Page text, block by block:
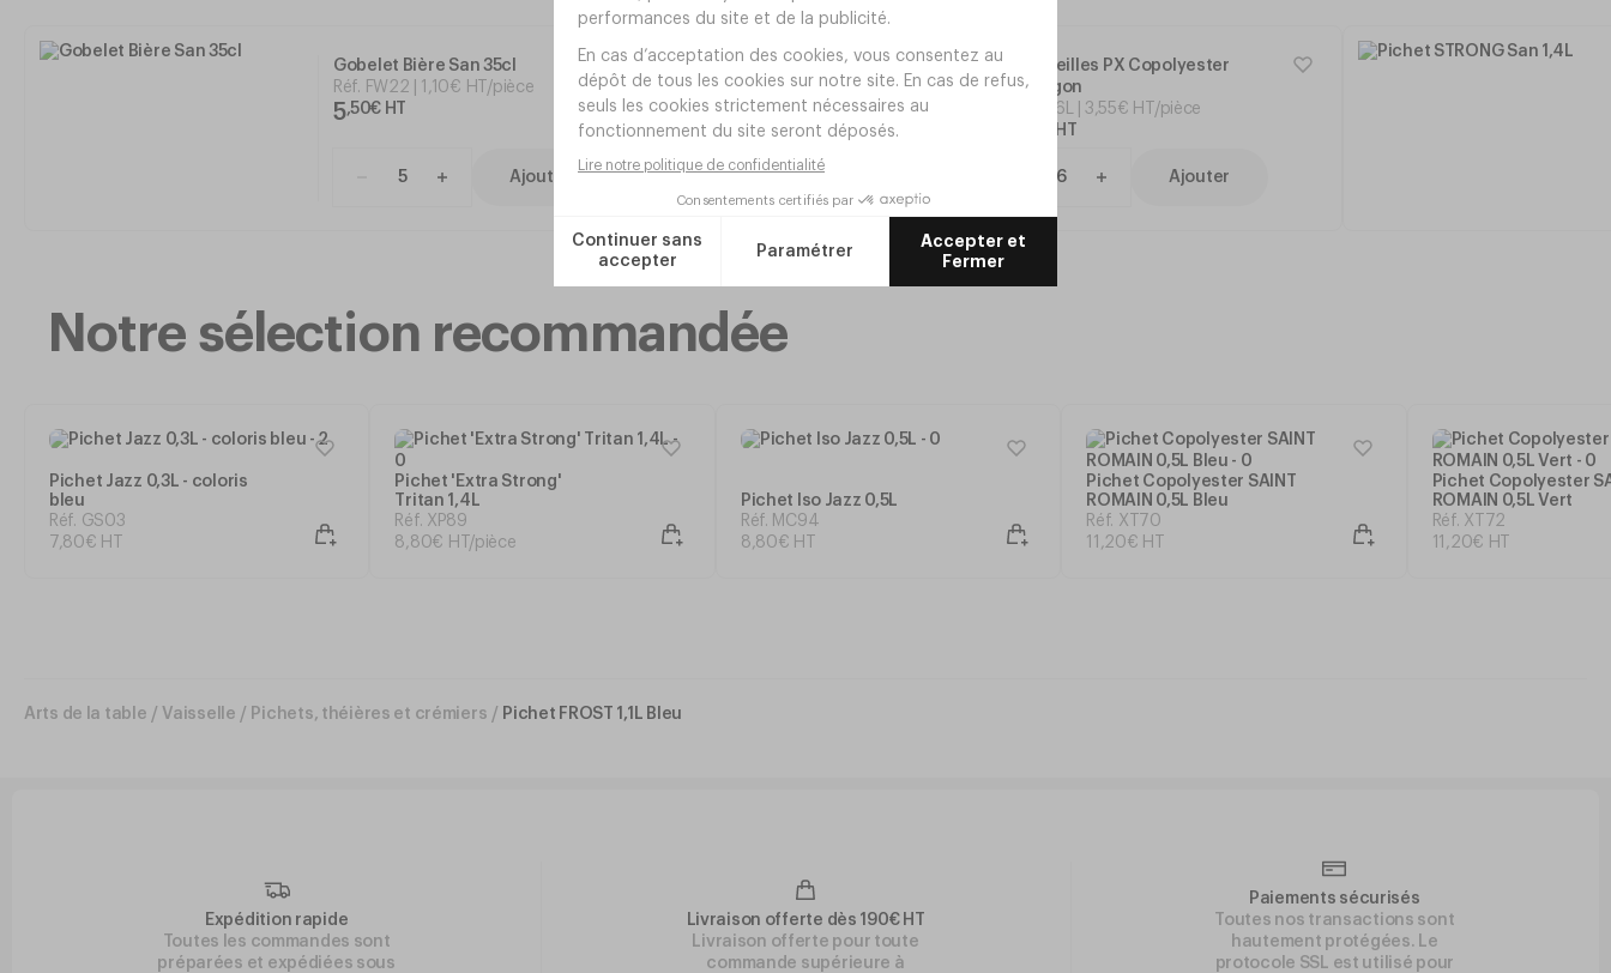
Gobelet Bière San 35cl
Réf. FW22 ,10€ HT/pièce
5,50€ HT
Ajouter
Bol à Oreilles PX Copolyester
50cl Lagon
HE66L 3,55€ HT/pièce
HT
Ajouter
Notre sélection recommandée
Pichet Jazz 0,3L - coloris
bleu
Réf. GS03
7 80€ HT
Pichet 'Extra Strong'
Tritan 1,4L
Réf. XP89
8 80€ HT/pièce
Pichet Iso Jazz 0,5L
Réf. MC94
8 80€ HT
Pichet Copolyester SAINT
ROMAIN 0,5L Bleu
Réf. XT70
11 20€ HT
Pichet Copolyester
ROMAIN 0,5L Vert
Réf. XT72
11
20€ HT
Arts de la table / Vaisselle / Pichets, théières et crémiers / Pichet FROST 1,1L Bleu
Expédition rapide
Toutes les commandes sont
préparées et expédiées sous
Livraison offerte dès 190€ HT
Livraison offerte pour toute
commande supérieure à
Paiements sécurisés
Toutes nos transactions sont
hautement protégées. Le
protocole SSL est utilisé pour